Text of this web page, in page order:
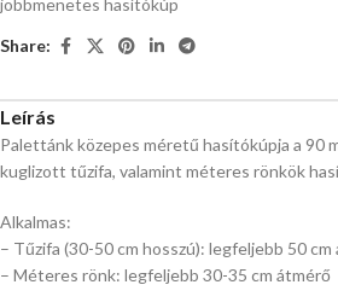
Share:
Leírás
Palettánk közepes méretű hasítókúpja a 90
kuglizott tűzifa, valamint méteres rönkök
Alkalmas:
– Tűzifa (30-50 cm hosszú): legfeljebb 50 cm
– Méteres rönk: legfeljebb 30-35 cm átmérő